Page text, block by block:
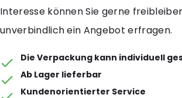
Interesse können Sie gerne
unverbindlich ein Angebot erfragen.
Die Verpackung kann individuell
Ab Lager lieferbar
Kundenorientierter Service